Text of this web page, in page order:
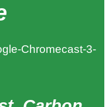
Chromecast-3-